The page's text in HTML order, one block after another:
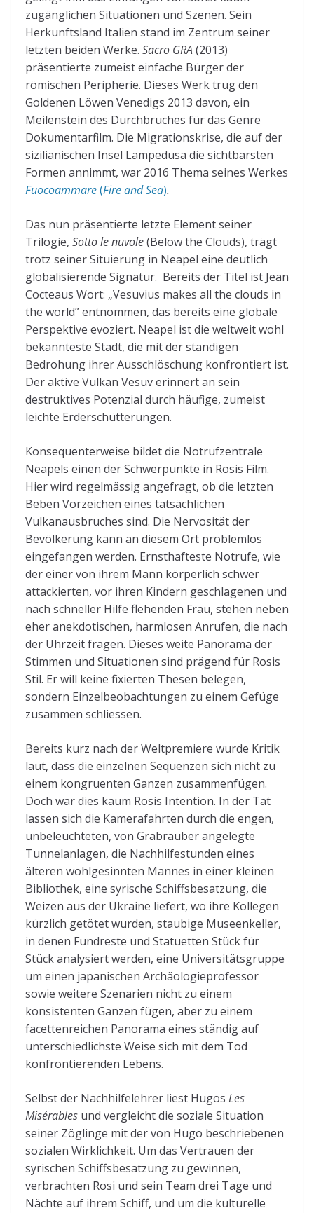
zugänglichen Situationen und Szenen. Sein
Herkunftsland Italien stand im Zentrum seiner
letzten beiden Werke. Sacro GRA(2013)
präsentierte zumeist einfache Bürger der
römischen Peripherie. Dieses Werk trug den
Goldenen Löwen Venedigs 2013 davon, ein
Meilenstein des Durchbruches für das Genre
Dokumentarfilm. Die Migrationskrise, die auf der
sizilianischen Insel Lampedusa die sichtbarsten
Formen annimmt, war 2016 Thema seines Werkes
Fuocoammare(Fire and Sea).
Das nun präsentierte letzte Element seiner
Trilogie, Sotto le nuvole(Below the Clouds), trägt
trotz seiner Situierung in Neapel eine deutlich
globalisierende Signatur. Bereits der Titel ist Jean
Cocteaus Wort: „Vesuvius makes all the clouds in
the world” entnommen, das bereits eine globale
Perspektive evoziert. Neapel ist die weltweit wohl
bekannteste Stadt, die mit der ständigen
Bedrohung ihrer Ausschlöschung konfrontiert ist.
Der aktive Vulkan Vesuv erinnert an sein
destruktives Potenzial durch häufige, zumeist
leichte Erderschütterungen.
Konsequenterweise bildet die Notrufzentrale
Neapels einen der Schwerpunkte in Rosis Film.
Hier wird regelmässig angefragt, ob die letzten
Beben Vorzeichen eines tatsächlichen
Vulkanausbruches sind. Die Nervosität der
Bevölkerung kann an diesem Ort problemlos
eingefangen werden. Ernsthafteste Notrufe, wie
der einer von ihrem Mann körperlich schwer
attackierten, vor ihren Kindern geschlagenen und
nach schneller Hilfe flehenden Frau, stehen neben
eher anekdotischen, harmlosen Anrufen, die nach
der Uhrzeit fragen. Dieses weite Panorama der
Stimmen und Situationen sind prägend für Rosis
Stil. Er will keine fixierten Thesen belegen,
sondern Einzelbeobachtungen zu einem Gefüge
zusammen schliessen.
Bereits kurz nach der Weltpremiere wurde Kritik
laut, dass die einzelnen Sequenzen sich nicht zu
einem kongruenten Ganzen zusammenfügen.
Doch war dies kaum Rosis Intention. In der Tat
lassen sich die Kamerafahrten durch die engen,
unbeleuchteten, von Grabräuber angelegte
Tunnelanlagen, die Nachhilfestunden eines
älteren wohlgesinnten Mannes in einer kleinen
Bibliothek, eine syrische Schiffsbesatzung, die
Weizen aus der Ukraine liefert, wo ihre Kollegen
kürzlich getötet wurden, staubige Museenkeller,
in denen Fundreste und Statuetten Stück für
Stück analysiert werden, eine Universitätsgruppe
um einen japanischen Archäologieprofessor
sowie weitere Szenarien nicht zu einem
konsistenten Ganzen fügen, aber zu einem
facettenreichen Panorama eines ständig auf
unterschiedlichste Weise sich mit dem Tod
konfrontierenden Lebens.
Selbst der Nachhilfelehrer liest Hugos Les
Misérables und vergleicht die soziale Situation
seiner Zöglinge mit der von Hugo beschriebenen
sozialen Wirklichkeit. Um das Vertrauen der
syrischen Schiffsbesatzung zu gewinnen,
verbrachten Rosi und sein Team drei Tage und
Nächte auf ihrem Schiff, und um die kulturelle